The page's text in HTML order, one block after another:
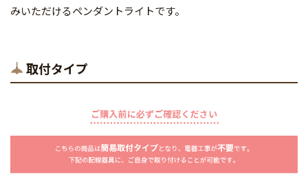
みいただけるペンダントライトです。
取付タイプ